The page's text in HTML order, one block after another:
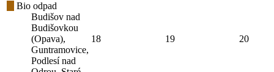
Bio odpad
Budišov nad
Budišovkou
(Opava),
Guntramovice,
Podlesí nad
18 19 20